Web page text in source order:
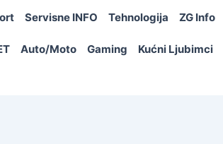
Servisne INFO Tehnologija ZG Info
Auto/Moto Gaming Kućni Ljubimci